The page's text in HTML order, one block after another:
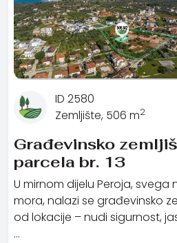
ID 2580
Zemljište, 506 m2
Građevinsko
parcela br. 13
U mirnom dijelu Peroja, svega
mora, nalazi se građevinsko
od lokacije – nudi sigurnost,
…